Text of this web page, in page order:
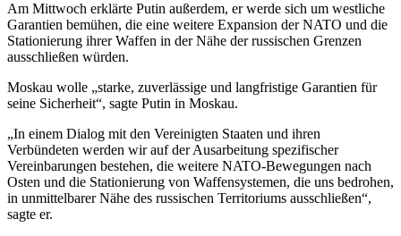
Am Mittwoch erklärte Putin außerdem, er werde sich um westliche
Garantien bemühen, die eine weitere Expansion der NATO und die
Stationierung ihrer Waffen in der Nähe der russischen Grenzen
ausschließen würden.
Moskau wolle „starke, zuverlässige und langfristige Garantien für
seine Sicherheit“, sagte Putin in Moskau.
„In einem Dialog mit den Vereinigten Staaten und ihren
Verbündeten werden wir auf der Ausarbeitung spezifischer
Vereinbarungen bestehen, die weitere NATO-Bewegungen nach
Osten und die Stationierung von Waffensystemen, die uns bedrohen,
in unmittelbarer Nähe des russischen Territoriums ausschließen“,
sagte er.